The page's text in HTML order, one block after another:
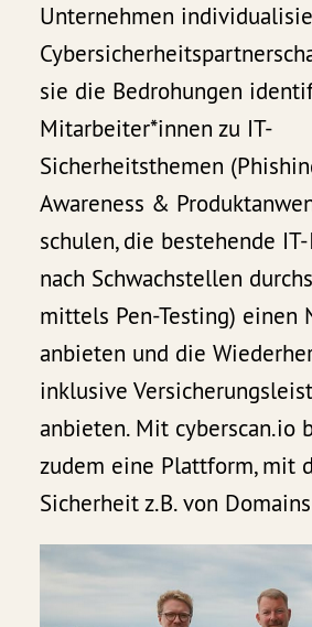
Unternehmen
sie die Bedrohungen
Mitarbeiter*innen zu IT-
Sicherheitsthemen
Awareness &
schulen, die bestehende
nach Schwachstellen
mittels Pen-Testing) einen
anbieten und die
inklusive
anbieten. Mit cyberscan.io
zudem eine Plattform, mit
Sicherheit z.B. von